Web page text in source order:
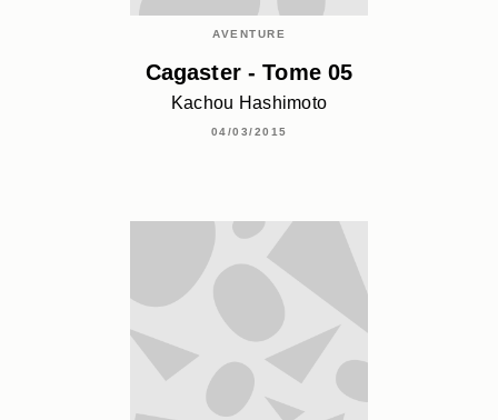
AVENTURE
Cagaster - Tome 05
Kachou Hashimoto
04/03/2015